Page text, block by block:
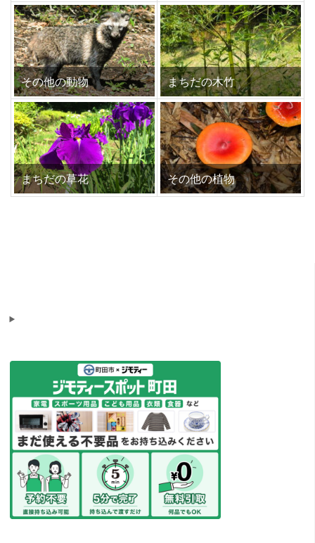
その他の動物 まちだの木竹
まちだの草花 その他の植物